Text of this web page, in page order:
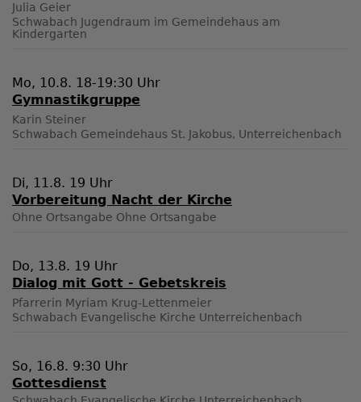
Julia Geier
Schwabach Jugendraum im Gemeindehaus am
Kindergarten
Mo, 10.8. 18-19:30 Uhr
Gymnastikgruppe
Karin Steiner
Schwabach Gemeindehaus St. Jakobus, Unterreichenbach
Di, 11.8. 19 Uhr
Vorbereitung Nacht der Kirche
Ohne Ortsangabe Ohne Ortsangabe
Do, 13.8. 19 Uhr
Dialog mit Gott - Gebetskreis
Pfarrerin Myriam Krug-Lettenmeier
Schwabach Evangelische Kirche Unterreichenbach
So, 16.8. 9:30 Uhr
Gottesdienst